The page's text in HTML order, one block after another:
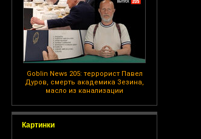
Goblin News 205: террорист Павел
Дуров, смерть академика Зезина,
масло из канализации
Картинки